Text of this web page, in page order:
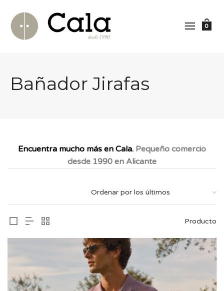
0
Bañador Jirafas
Encuentra mucho más en Cala. Pequeño comercio
desde 1990 en Alicante
Producto